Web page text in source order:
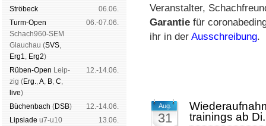
Strö­beck
06.06.
Turm-Open
Schach960-SEM
Glau­chau (SVS,
Erg1, Erg2)
06.-07.06.
Rüben-Open Leip­
zig (Erg.,A, B, C,
live)
12.-14.06.
Büchen­bach (DSB)
12.-14.06.
Lipsiade u7-u10
13.06.
Ver­an­stal­ter,
Garantie für
ihr in der Aus­schrei­bung.
Aug.
31
trainings ab